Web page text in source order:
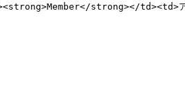
strong></td><td>ア